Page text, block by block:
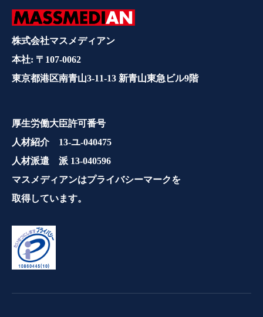
株式会社マスメディアン
本社: 〒107-0062
東京都港区南青山3-11-13 新青山東急ビル9階
厚生労働大臣許可番号
人材紹介 13-ユ-040475
人材派遣 派 13-040596
マスメディアンはプライバシーマークを
取得しています。